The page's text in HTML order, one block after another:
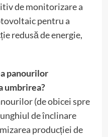
de monitorizare a
pentru a
redusă de energie,
panourilor
umbrirea?
(de obicei spre
de înclinare
producției de